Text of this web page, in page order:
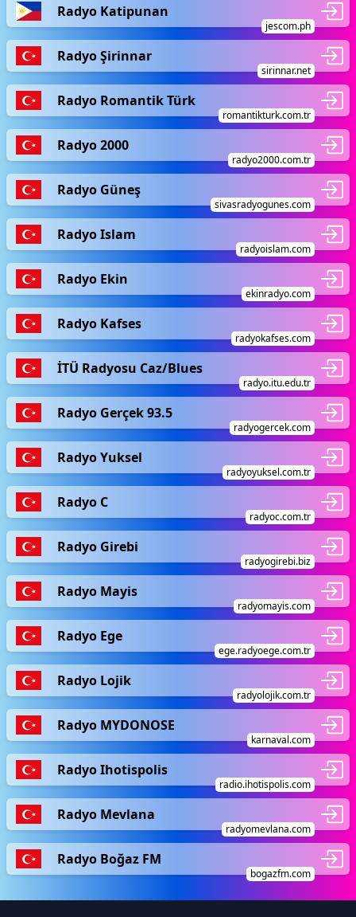
Radyo Katipunan
jescom.ph
Radyo Şirinnar
sirinnar.net
Radyo Romantik Türk
romantikturk.com.tr
Radyo 2000
radyo2000.com.tr
Radyo Güneş
sivasradyogunes.com
Radyo Islam
radyoislam.com
Radyo Ekin
ekinradyo.com
Radyo Kafses
radyokafses.com
İTÜ Radyosu Caz/Blues
radyo.itu.edu.tr
Radyo Gerçek 93.5
radyogercek.com
Radyo Yuksel
radyoyuksel.com.tr
Radyo C
radyoc.com.tr
Radyo Girebi
radyogirebi.biz
Radyo Mayis
radyomayis.com
Radyo Ege
ege.radyoege.com.tr
Radyo Lojik
radyolojik.com.tr
Radyo MYDONOSE
karnaval.com
Radyo Ihotispolis
radio.ihotispolis.com
Radyo Mevlana
radyomevlana.com
Radyo Boğaz FM
bogazfm.com